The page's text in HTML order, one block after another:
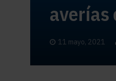
averías
11 mayo, 2021